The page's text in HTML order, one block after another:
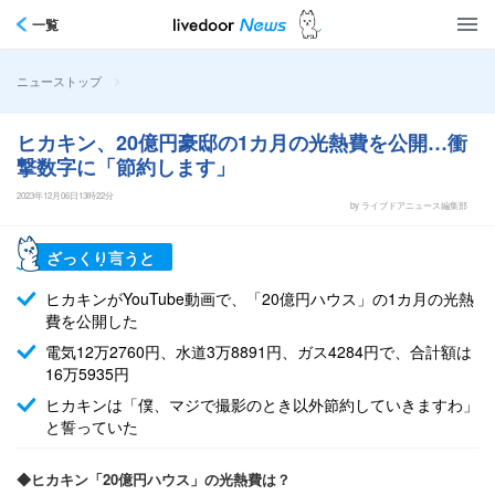
一覧
ニューストップ >
ヒカキン、20億円豪邸の1カ月の光熱費を公開…衝
撃数字に「節約します」
2023年12月06日13時22分
by ライブドアニュース編集部
ざっくり言うと
ヒカキンがYouTube動画で、「20億円ハウス」の1カ月の光熱
費を公開した
電気12万2760円、水道3万8891円、ガス4284円で、合計額は
16万5935円
ヒカキンは「僕、マジで撮影のとき以外節約していきますわ」
と誓っていた
◆ヒカキン「20億円ハウス」の光熱費は？